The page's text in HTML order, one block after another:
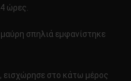
ώρες.
σπηλιά εμφανίστηκε
εισχώρησε στο κάτω μέρος